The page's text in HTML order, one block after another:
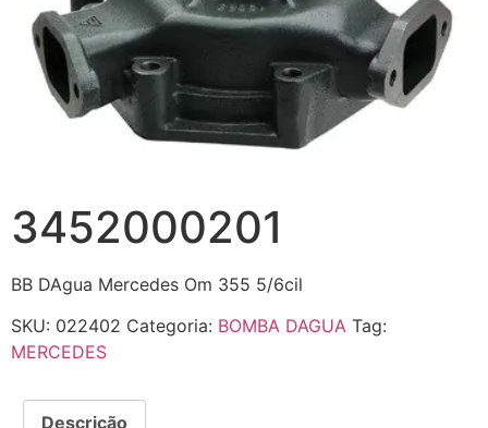
3452000201
BB DAgua Mercedes Om 355 5/6cil
SKU: 022402 Categoria: BOMBA DAGUA Tag:
MERCEDES
Descrição